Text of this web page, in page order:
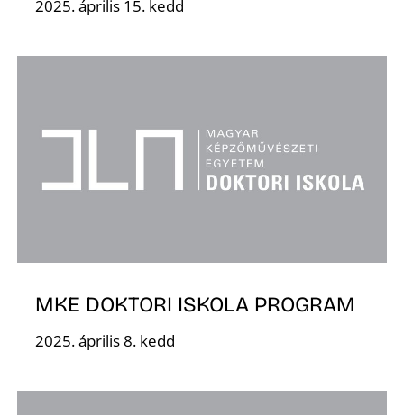
2025. április 15. kedd
MKE DOKTORI ISKOLA PROGRAM
2025. április 8. kedd